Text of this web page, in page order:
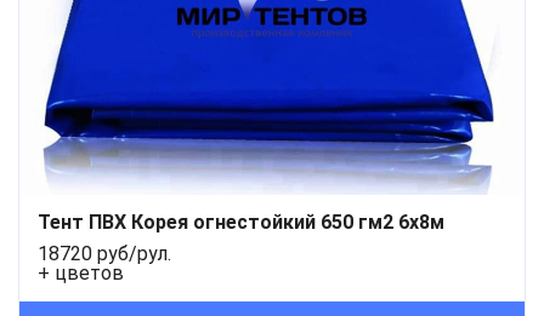
Тент ПВХ Корея огнестойкий 650 гм2 6х8м
18720 руб/рул.
+ цветов